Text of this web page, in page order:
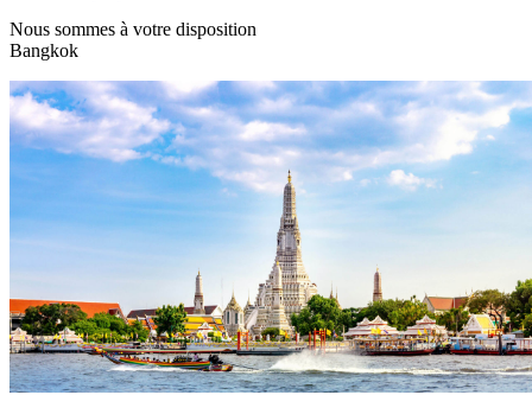
Nous sommes à votre disposition
Bangkok